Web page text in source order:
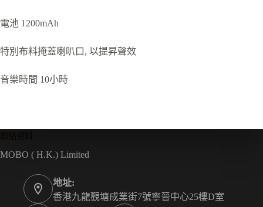
電池 1200mAh
特別布料掩蓋喇叭口, 以提昇聲效
音樂時間 10小時
MOBO ( H.K.) Limited
地址:
香港九龍觀塘成業街7號寧晉中心25樓D室